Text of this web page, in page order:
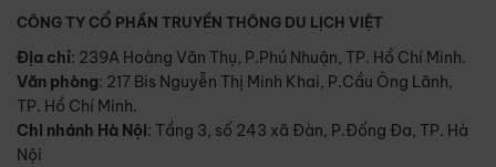
CÔNG TY CỔ PHẦN TRUYỀN THÔNG DU LỊCH VIỆT
Địa chỉ: 239A Hoàng Văn Thụ, P.Phú Nhuận, TP. Hồ Chí Minh.
Văn phòng: 217 Bis Nguyễn Thị Minh Khai, P.Cầu Ông Lãnh,
TP. Hồ Chí Minh.
Chi nhánh Hà Nội: Tầng 3, số 243 xã Đàn, P.Đống Đa, TP. Hà
Nội